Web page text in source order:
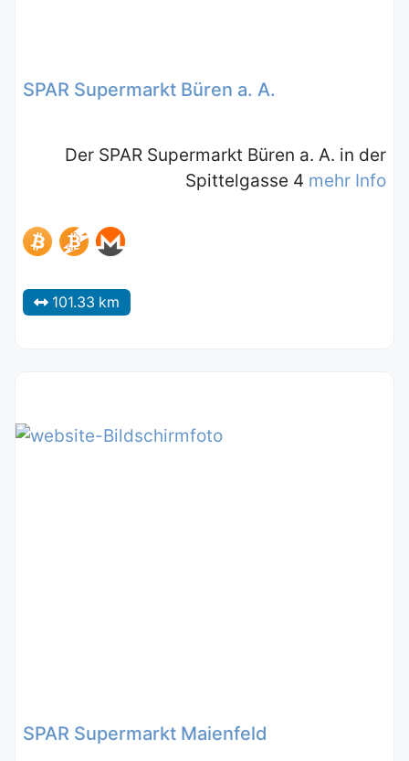
SPAR Supermarkt Büren a. A.
Der SPAR Supermarkt Büren a. A. in der
Spittelgasse 4 mehr Info
101.33 km
SPAR Supermarkt Maienfeld